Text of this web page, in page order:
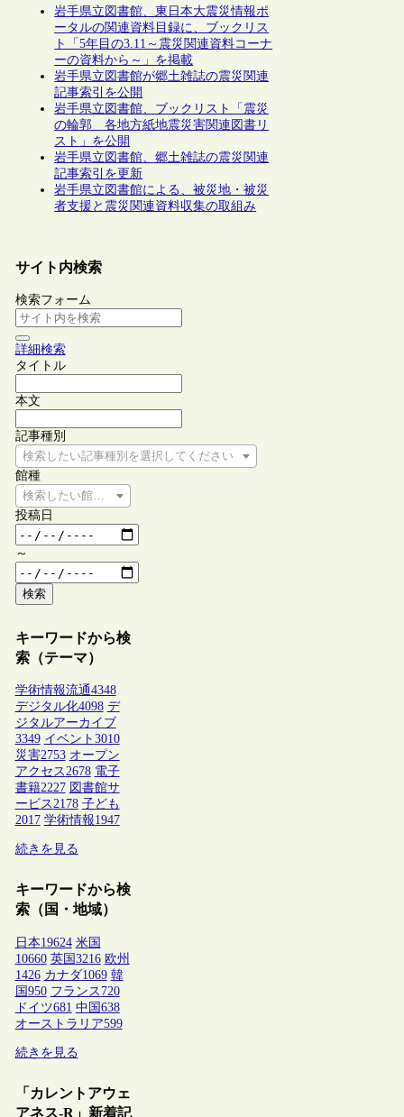
岩手県立図書館、東日本大震災情報ポ
ータルの関連資料目録に、ブックリス
ト「5年目の3.11～震災関連資料コーナ
ーの資料から～」を掲載
岩手県立図書館が郷土雑誌の震災関連
記事索引を公開
岩手県立図書館、ブックリスト「震災
の輪郭 各地方紙地震災害関連図書リ
スト」を公開
岩手県立図書館、郷土雑誌の震災関連
記事索引を更新
岩手県立図書館による、被災地・被災
者支援と震災関連資料収集の取組み
サイト内検索
検索フォーム
詳細検索
タイトル
本文
記事種別
検索したい記事種別を選択してください
館種
検索したい館種を選択してください
投稿日
～
検索
キーワードから検
索（テーマ）
学術情報流通4348
デジタル化4098 デ
ジタルアーカイブ
3349 イベント 3010
災害2753 オープン
アクセス2678 電子
書籍2227 図書館サ
ービス2178 子ども
2017 学術情報1947
続きを見る
キーワードから検
索（国・地域）
日本19624 米国
10660 英国3216 欧州
1426 カナダ1069 韓
国950 フランス 720
ドイツ681 中国638
オーストラリア599
続きを見る
「カレントアウェ
アネス-R」新着記